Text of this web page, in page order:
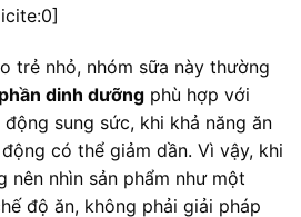
trẻ nhỏ, nhóm sữa này thường
dinh dưỡng phù hợp với
sung sức, khi khả năng ăn
có thể giảm dần. Vì vậy, khi
nên nhìn sản phẩm như một
độ ăn, không phải giải pháp